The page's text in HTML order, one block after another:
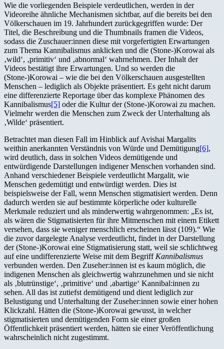
Wie die vorliegenden Beispiele verdeutlichen, werden in der
Videoreihe ähnliche Mechanismen sichtbar, auf die bereits bei den
Völkerschauen im 19. Jahrhundert zurückgegriffen wurde: Der
Titel, die Beschreibung und die Thumbnails framen die Videos,
sodass die Zuschauer:innen diese mit vorgefertigten Erwartungen
zum Thema Kannibalismus anklicken und die (Stone-)Korowai als
‚wild‘, ‚primitiv‘ und ‚abnormal‘ wahrnehmen. Der Inhalt der
Videos bestätigt ihre Erwartungen. Und so werden die
(Stone-)Korowai – wie die bei den Völkerschauen ausgestellten
Menschen – lediglich als Objekte präsentiert. Es geht nicht darum
eine differenzierte Reportage über das komplexe Phänomen des
Kannibalismus[5] oder die Kultur der (Stone-)Korowai zu machen.
Vielmehr werden die Menschen zum Zweck der Unterhaltung als
‚Wilde‘ präsentiert.
Betrachtet man diesen Fall im Hinblick auf Avishai Margalits
weithin anerkannten Verständnis von Würde und Demütigung[6],
wird deutlich, dass in solchen Videos demütigende und
entwürdigende Darstellungen indigener Menschen vorhanden sind.
Anhand verschiedener Beispiele verdeutlicht Margalit, wie
Menschen gedemütigt und entwürdigt werden. Dies ist
beispielsweise der Fall, wenn Menschen stigmatisiert werden. Denn
dadurch werden sie auf bestimmte körperliche oder kulturelle
Merkmale reduziert und als minderwertig wahrgenommen: „Es ist,
als wären die Stigmatisierten für ihre Mitmenschen mit einem Etikett
versehen, dass sie weniger menschlich erscheinen lässt (109).“ Wie
die zuvor dargelegte Analyse verdeutlicht, findet in der Darstellung
der (Stone-)Korowai eine Stigmatisierung statt, weil sie schlichtweg
auf eine undifferenzierte Weise mit dem Begriff Kannibalismus
verbunden werden. Den Zuseher:innen ist es kaum möglich, die
indigenen Menschen als gleichwertig wahrzunehmen und sie nicht
als ‚blutrünstige‘, ‚primitive‘ und ‚abartige‘ Kannibal:innen zu
sehen. All das ist zutiefst demütigend und dient lediglich zur
Belustigung und Unterhaltung der Zuseher:innen sowie einer hohen
Klickzahl. Hätten die (Stone-)Korowai gewusst, in welcher
stigmatisierten und demütigenden Form sie einer großen
Öffentlichkeit präsentiert werden, hätten sie einer Veröffentlichung
wahrscheinlich nicht zugestimmt.